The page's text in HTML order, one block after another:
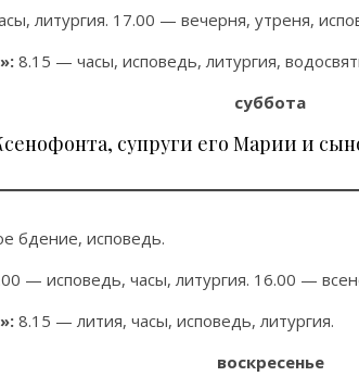
литургия. 17.00 — вечерня, утреня,
8.15 — часы, исповедь, литургия,
суббота
супруги его Марии и
бдение, исповедь.
— исповедь, часы, литургия. 16.00 —
8.15 — лития, часы, исповедь, литургия.
воскресенье